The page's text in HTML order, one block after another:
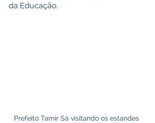
da Educação.
Prefeito Tamir Sá visitando os estandes